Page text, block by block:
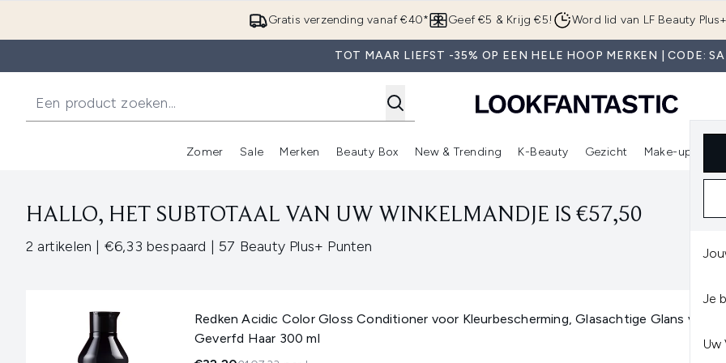
Overslaan naar de hoofdinhoud
Gratis verzending vanaf €40* Geef €5 & Krijg €5! Word lid van LF Beauty Plus+
TOT MAAR LIEFST -35% OP EEN HELE HOOP MERKEN | CODE:
Je
Uw
Zomer
Enter submenu (Zomer)
Sale
Enter submenu (Sale)
Merken
Enter submenu (Merken)
Beauty Box
Enter submenu (Beauty Box)
New & Trending
Enter submenu (New & Trending)
K-Beauty
Enter submenu (K-Beauty)
Gezicht Make-up
HALLO, HET SUBTOTAAL VAN UW WINKELMANDJE IS €57,50
2 artikelen ,| €6,33 bespaard ,| 57 Beauty Plus+ Punten
Redken Acidic Color Gloss Conditioner voor Kleurbescherming, Glasachtige Glans voor
Geverfd Haar 300 ml